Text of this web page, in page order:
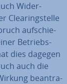
Wi­der­
Clea­ring­stel­le
auf­schie­
Be­triebs­
dies dagegen
auch die
be­an­tra­